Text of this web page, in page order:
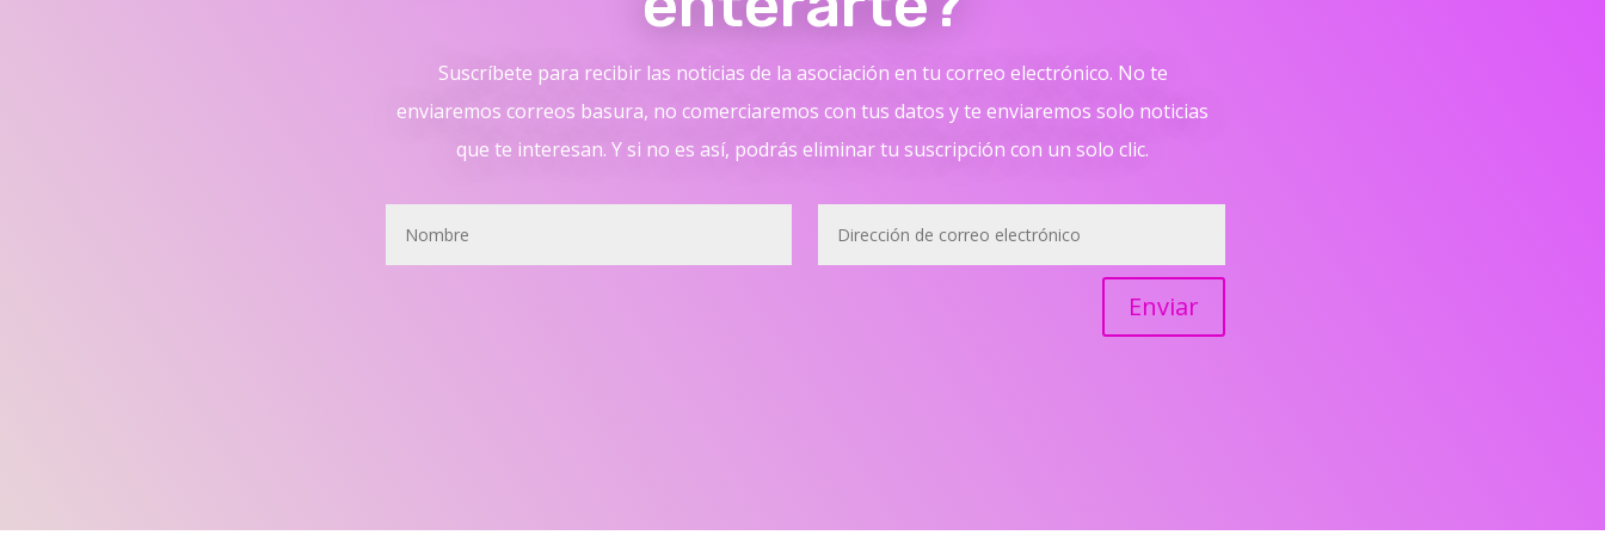
Suscríbete para recibir las noticias de la asociación en tu correo electrónico. No te
enviaremos correos basura, no comerciaremos con tus datos y te enviaremos solo noticias
que te interesan. Y si no es así, podrás eliminar tu suscripción con un solo clic.
Enviar